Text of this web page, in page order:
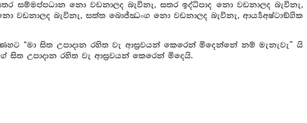
සම්මප්පධාන නො වඩනාලද බැවිනැ, සතර ඉද්ධිපාද නො වඩනාලද බැවිනැ,
වඩනාලද බැවිනැ, සත්ත බොජ්ඣංග නො වඩනාලද බැවිනැ, ආර්‍ය්‍යඅෂ්ටාඞ්ගික
“මා සිත උපාදාන රහිත වැ ආස්‍රවයන් කෙරෙන් මිදෙන්නේ නම් මැනැවැ” යි
උපාදාන රහිත වැ ආස්‍රවයන් කෙරෙන් මිදෙයි.